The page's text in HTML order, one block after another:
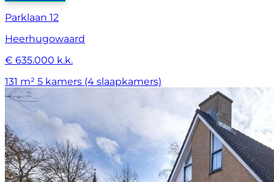
Parklaan 12
Heerhugowaard
€ 635.000 k.k.
131 m² 5 kamers (4 slaapkamers)